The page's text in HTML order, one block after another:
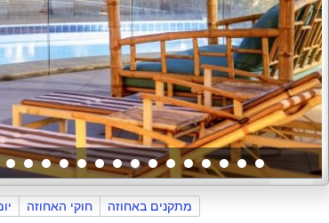
החצר והבריכה פנים הוילה והחדרים
מתקנים באחוזה חוקי האחוזה